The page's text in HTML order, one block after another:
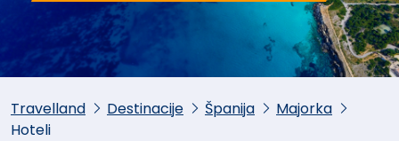
Travelland Destinacije Španija
Majorka
Hoteli